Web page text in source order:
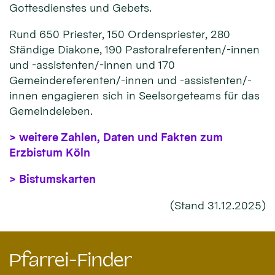
Gottesdienstes und Gebets.
Rund 650 Priester, 150 Ordenspriester, 280
Ständige Diakone, 190 Pastoralreferenten/-innen
und -assistenten/-innen und 170
Gemeindereferenten/-innen und -assistenten/-
innen engagieren sich in Seelsorgeteams für das
Gemeindeleben.
> weitere Zahlen, Daten und Fakten zum
Erzbistum Köln
> Bistumskarten
(Stand 31.12.2025)
Pfarrei-Finder